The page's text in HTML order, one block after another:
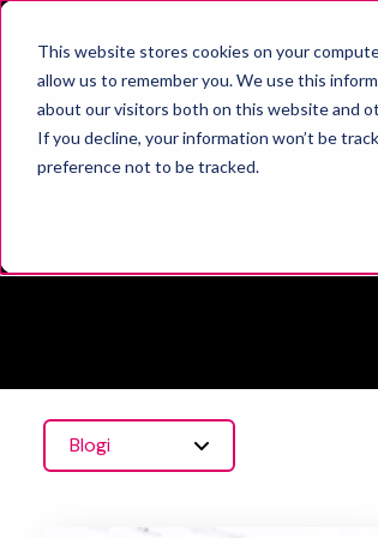
This website stores cookies on your
allow us to remember you. We use this
about our visitors both on this website and
If you decline, your information won’t be
preference not to be tracked.
Blogi